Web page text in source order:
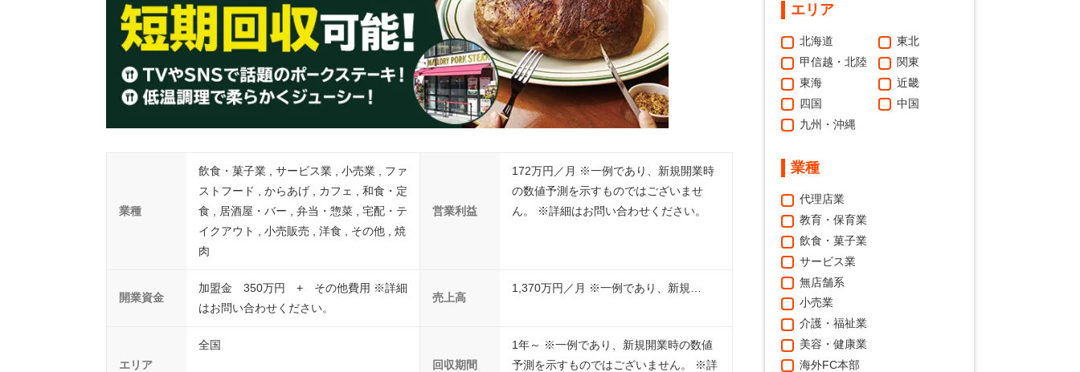
業種
飲食・菓子業 , サービス業 , 小売業 , ファ
ストフード , からあげ , カフェ , 和食・定
食 , 居酒屋・バー , 弁当・惣菜 , 宅配・テ
イクアウト , 小売販売 , 洋食 , その他 , 焼
肉
営業利益
172万円／月 ※一例であり、新規開業時
の数値予測を示すものではございませ
ん。 ※詳細はお問い合わせください。
開業資金
加盟金 350万円 + その他費用 ※詳細
はお問い合わせください。
売上高
1,370万円／月 ※一例であり、新規…
エリア
全国
回収期間
1年～ ※一例であり、新規開業時の数値
予測を示すものではございません。 ※詳
エリア
北海道
東北
甲信越・北陸
関東
東海
近畿
四国
中国
九州・沖縄
業種
代理店業
教育・保育業
飲食・菓子業
サービス業
無店舗系
小売業
介護・福祉業
美容・健康業
海外FC本部